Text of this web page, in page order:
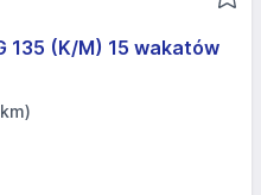
135 (K/M) 15 wakatów